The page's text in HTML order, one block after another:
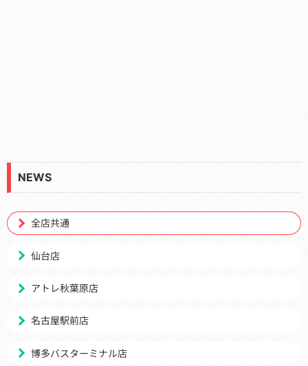
NEWS
全店共通
仙台店
アトレ秋葉原店
名古屋駅前店
博多バスターミナル店